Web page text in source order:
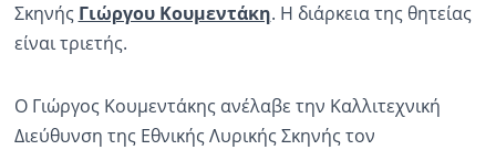
Κόσμος
Ραδιόφωνο LIVE
Σκηνής Γιώργου Κουμεντάκη. Η διάρκεια της θητείας
είναι τριετής.
Ο Γιώργος Κουμεντάκης ανέλαβε την Καλλιτεχνική
Διεύθυνση της Εθνικής Λυρικής Σκηνής τον